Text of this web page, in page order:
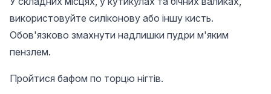
використовуйте силіконову або іншу кисть.
Обов'язково змахнути надлишки пудри м'яким
пензлем.
Пройтися бафом по торцю нігтів.